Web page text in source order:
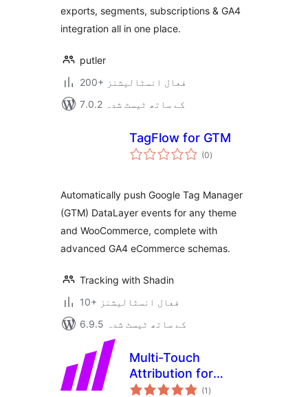
exports, segments, subscriptions & GA4
integration all in one place.
putler
200+ فعال انسٹالیشنز
7.0.2 کے ساتھ ٹیسٹ شدہ
TagFlow for GTM
(0مجموعی
درجہ
)
Automatically push Google Tag Manager
(GTM) DataLayer events for any theme
and WooCommerce, complete with
advanced GA4 eCommerce schemas.
Tracking with Shadin
10+ فعال انسٹالیشنز
6.9.5 کے ساتھ ٹیسٹ شدہ
Multi-Touch
Attribution for
WooCommerce
(1 مجموعی
درجہ
)